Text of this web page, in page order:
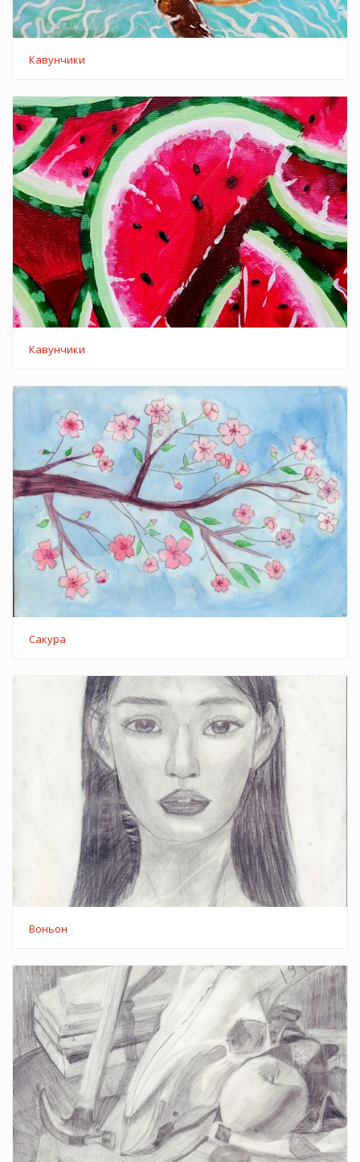
Кавунчики
Кавунчики
Сакура
Воньон